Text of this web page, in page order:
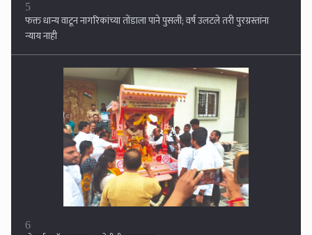
5
फक्त धान्य वाटून नागरिकांच्या तोंडाला पाने पुसली; वर्ष उलटले तरी पुरग्रस्तांना
न्याय नाही
6